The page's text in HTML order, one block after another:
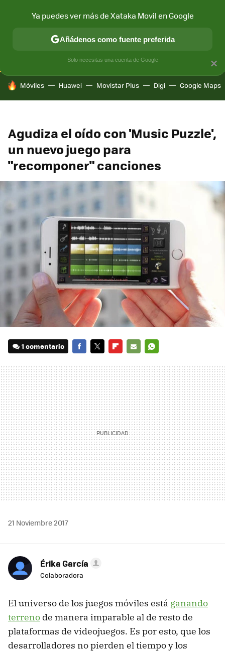
CONECTIVIDAD MÓVIL Y SOCIEDAD APLICACIONES
HOY SE HABLA DE
Móviles Huawei Movistar Plus Digi Google Maps
Agudiza el oído con 'Music Puzzle',
un nuevo juego para
"recomponer" canciones
1 comentario
MAIL
21 Noviembre 2017
Érika García
Colaboradora
El universo de los juegos móviles está ganando
terreno de manera imparable al de resto de
plataformas de videojuegos. Es por esto, que los
desarrolladores no pierden el tiempo y los
×
Ya puedes ver más de Xataka Movil en Google
Añádenos como fuente preferida
Solo necesitas una cuenta de Google